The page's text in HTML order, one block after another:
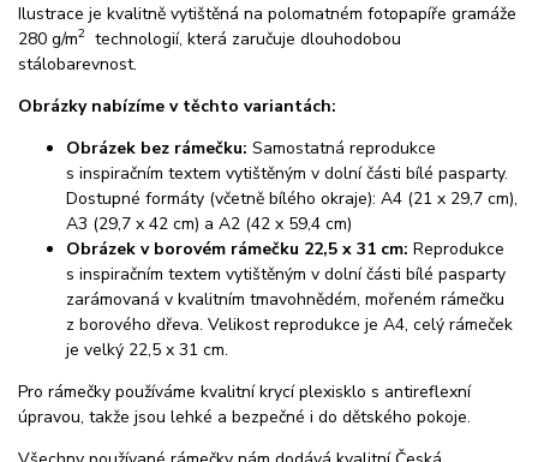
Ilustrace je kvalitně vytištěná na polomatném fotopapíře gramáže
280 g/m2 technologií, která zaručuje dlouhodobou
stálobarevnost.
Obrázky nabízíme v těchto variantách:
Obrázek bez rámečku: Samostatná reprodukce
s inspiračním textem vytištěným v dolní části bílé pasparty.
Dostupné formáty (včetně bílého okraje): A4 (21 x 29,7 cm),
A3 (29,7 x 42 cm) a A2 (42 x 59,4 cm)
Obrázek v borovém rámečku 22,5 x 31 cm: Reprodukce
s inspiračním textem vytištěným v dolní části bílé pasparty
zarámovaná v kvalitním tmavohnědém, mořeném rámečku
z borového dřeva. Velikost reprodukce je A4, celý rámeček
je velký 22,5 x 31 cm.
Pro rámečky používáme kvalitní krycí plexisklo s antireflexní
úpravou, takže jsou lehké a bezpečné i do dětského pokoje.